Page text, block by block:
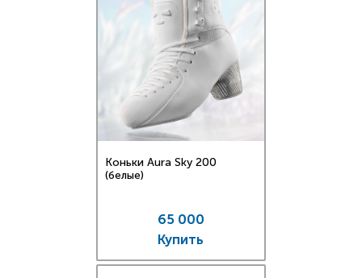
Коньки Aura Sky 200
(белые)
65 000
Купить